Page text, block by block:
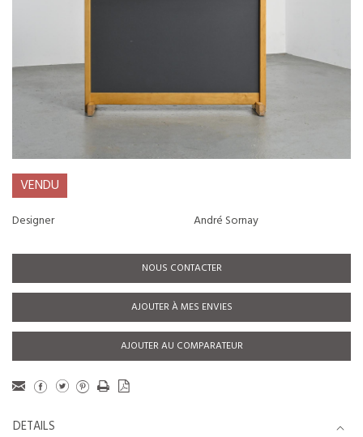
VENDU
Designer André Sornay
NOUS CONTACTER
AJOUTER À MES ENVIES
AJOUTER AU COMPARATEUR
DETAILS